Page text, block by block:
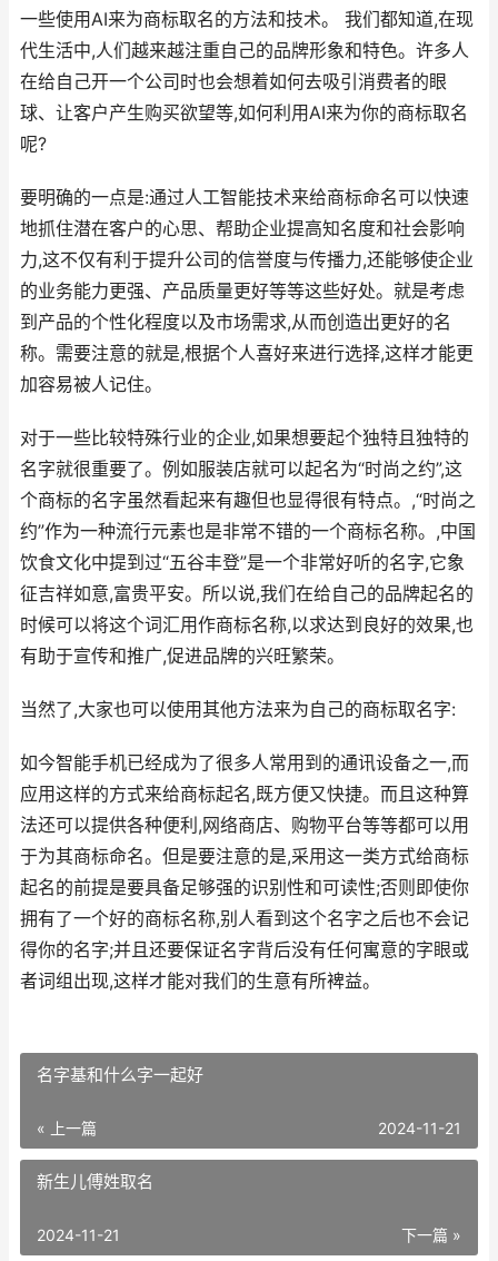
一些使用AI来为商标取名的方法和技术。 我们都知道,在现
代生活中,人们越来越注重自己的品牌形象和特色。许多人
在给自己开一个公司时也会想着如何去吸引消费者的眼
球、让客户产生购买欲望等,如何利用AI来为你的商标取名
呢?
要明确的一点是:通过人工智能技术来给商标命名可以快速
地抓住潜在客户的心思、帮助企业提高知名度和社会影响
力,这不仅有利于提升公司的信誉度与传播力,还能够使企业
的业务能力更强、产品质量更好等等这些好处。就是考虑
到产品的个性化程度以及市场需求,从而创造出更好的名
称。需要注意的就是,根据个人喜好来进行选择,这样才能更
加容易被人记住。
对于一些比较特殊行业的企业,如果想要起个独特且独特的
名字就很重要了。例如服装店就可以起名为“时尚之约”,这
个商标的名字虽然看起来有趣但也显得很有特点。,“时尚之
约”作为一种流行元素也是非常不错的一个商标名称。,中国
饮食文化中提到过“五谷丰登”是一个非常好听的名字,它象
征吉祥如意,富贵平安。所以说,我们在给自己的品牌起名的
时候可以将这个词汇用作商标名称,以求达到良好的效果,也
有助于宣传和推广,促进品牌的兴旺繁荣。
当然了,大家也可以使用其他方法来为自己的商标取名字:
如今智能手机已经成为了很多人常用到的通讯设备之一,而
应用这样的方式来给商标起名,既方便又快捷。而且这种算
法还可以提供各种便利,网络商店、购物平台等等都可以用
于为其商标命名。但是要注意的是,采用这一类方式给商标
起名的前提是要具备足够强的识别性和可读性;否则即使你
拥有了一个好的商标名称,别人看到这个名字之后也不会记
得你的名字;并且还要保证名字背后没有任何寓意的字眼或
者词组出现,这样才能对我们的生意有所裨益。
名字基和什么字一起好
« 上一篇 2024-11-21
新生儿傅姓取名
下一篇 »
2024-11-21